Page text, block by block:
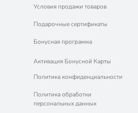
Условия продажи товаров
Подарочные сертификаты
Бонусная программа
Активация Бонусной Карты
Политика конфиденциальности
Политика обработки
персональных данных